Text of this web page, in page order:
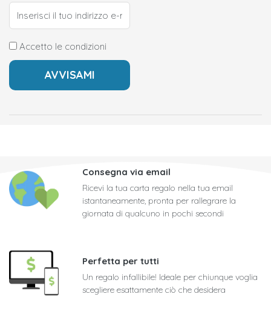
Accetto le condizioni
Consegna via email
Ricevi la tua carta regalo nella tua email
istantaneamente, pronta per rallegrare la
giornata di qualcuno in pochi secondi
Perfetta per tutti
Un regalo infallibile! Ideale per chiunque voglia
scegliere esattamente ciò che desidera